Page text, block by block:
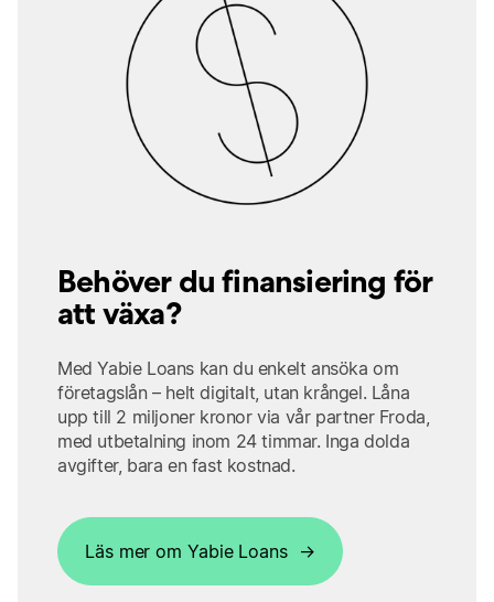
Behöver du finansiering för
att växa?
Med Yabie Loans kan du enkelt ansöka om
företagslån – helt digitalt, utan krångel. Låna
upp till 2 miljoner kronor via vår partner Froda,
med utbetalning inom 24 timmar. Inga dolda
avgifter, bara en fast kostnad.
Läs mer om Yabie Loans →